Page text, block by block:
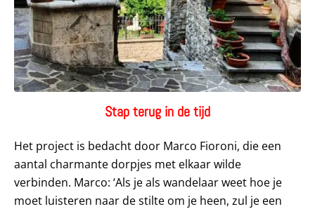
Stap terug in de tijd
Het project is bedacht door Marco Fioroni, die een
aantal charmante dorpjes met elkaar wilde
verbinden. Marco: ‘Als je als wandelaar weet hoe je
moet luisteren naar de stilte om je heen, zul je een